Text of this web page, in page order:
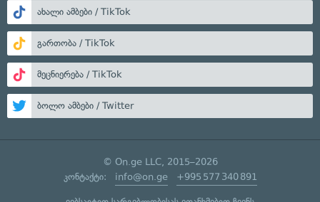
ახალი ამბები / TikTok
გართობა / TikTok
მეცნიერება / TikTok
ბოლო ამბები / Twitter
© On.ge LLC, 2015–2026
კონტაქტი: info@on.ge +995 577 340 891